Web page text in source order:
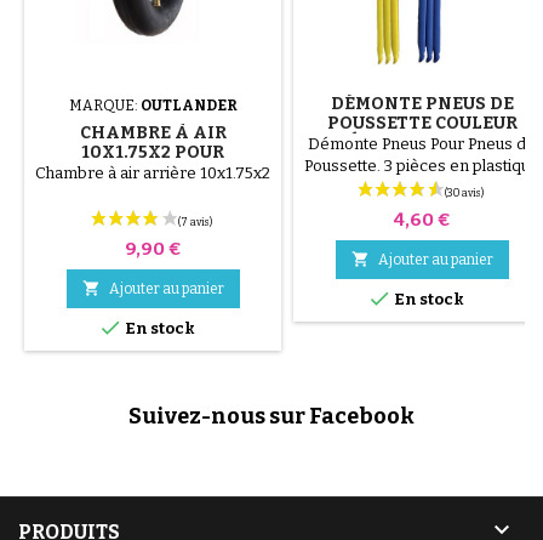
MARQUE: OUTLANDER
CHAMBRE À AIR
10X1.75X2 POUR
POUSSETTE
Chambre à air arrière 10x1.75x2
Prix
9,90 €
 Ajouter au panier
 En stock
DÉMONTE PNEUS DE
POUSSETTE COULEUR
ALÉATOIRE 1 LOT DE 3
PIÈCES
Démonte Pneus Pour Pneus de
Poussette. 3 pièces en plastique
de haute qualité, couleur
aléatoire, noir, rouge, vert,
jaune et bleu ou 3 pièces en
acier ( gris ) Le montage du
pneu se fait sans outils et
uniquement à la main, cela évite
de percer la chambre à air.
Prix
4,60 €
 Ajouter au panier
 En stock
Suivez-nous sur Facebook
PRODUITS 